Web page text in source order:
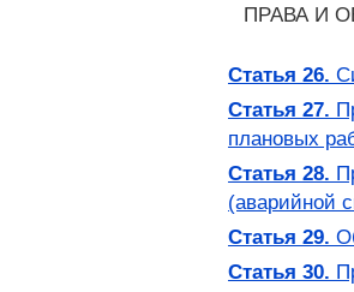
ПРАВА И
Статья 26.
Статья 27.
плановых
Статья 28.
(аварийной
Статья 29.
Статья 30.